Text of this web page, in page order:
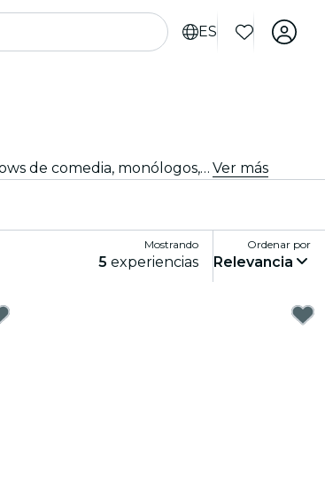
ES
¿Buscas algo qué hacer esta noche? Consigue tus entradas para los mejores espectáculos en directo en Múnich: teatro, shows de comedia, monólogos, magia, y mucho más. Ver más
Mostrando
5 experiencias
Ordenar por
Relevancia